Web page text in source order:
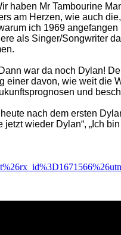
Mr Tambourine
am Herzen, wie auch
ich 1969
als Singer/Songwriter
Dann war da noch Dylan!
einer davon, wie weit die
und
nach dem ersten
wieder Dylan“, „Ich